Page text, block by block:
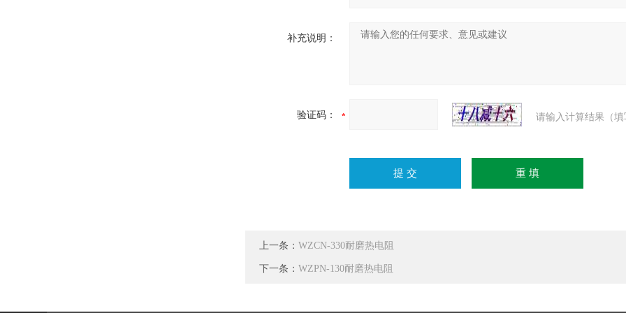
补充说明：
验证码： 请输入计算结果（
上一条：WZCN-330耐磨热电阻
下一条：WZPN-130耐磨热电阻